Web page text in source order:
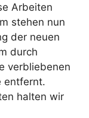
Arbeiten
stehen nun
der neuen
durch
verbliebenen
entfernt.
halten wir